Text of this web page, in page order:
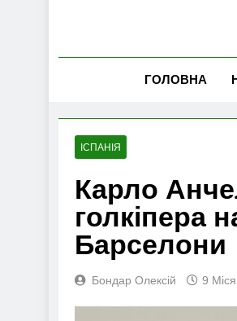
ГОЛОВНА
ІСПАНІЯ
Карло
голкіпера
Барселони
Бондар Олексій 9